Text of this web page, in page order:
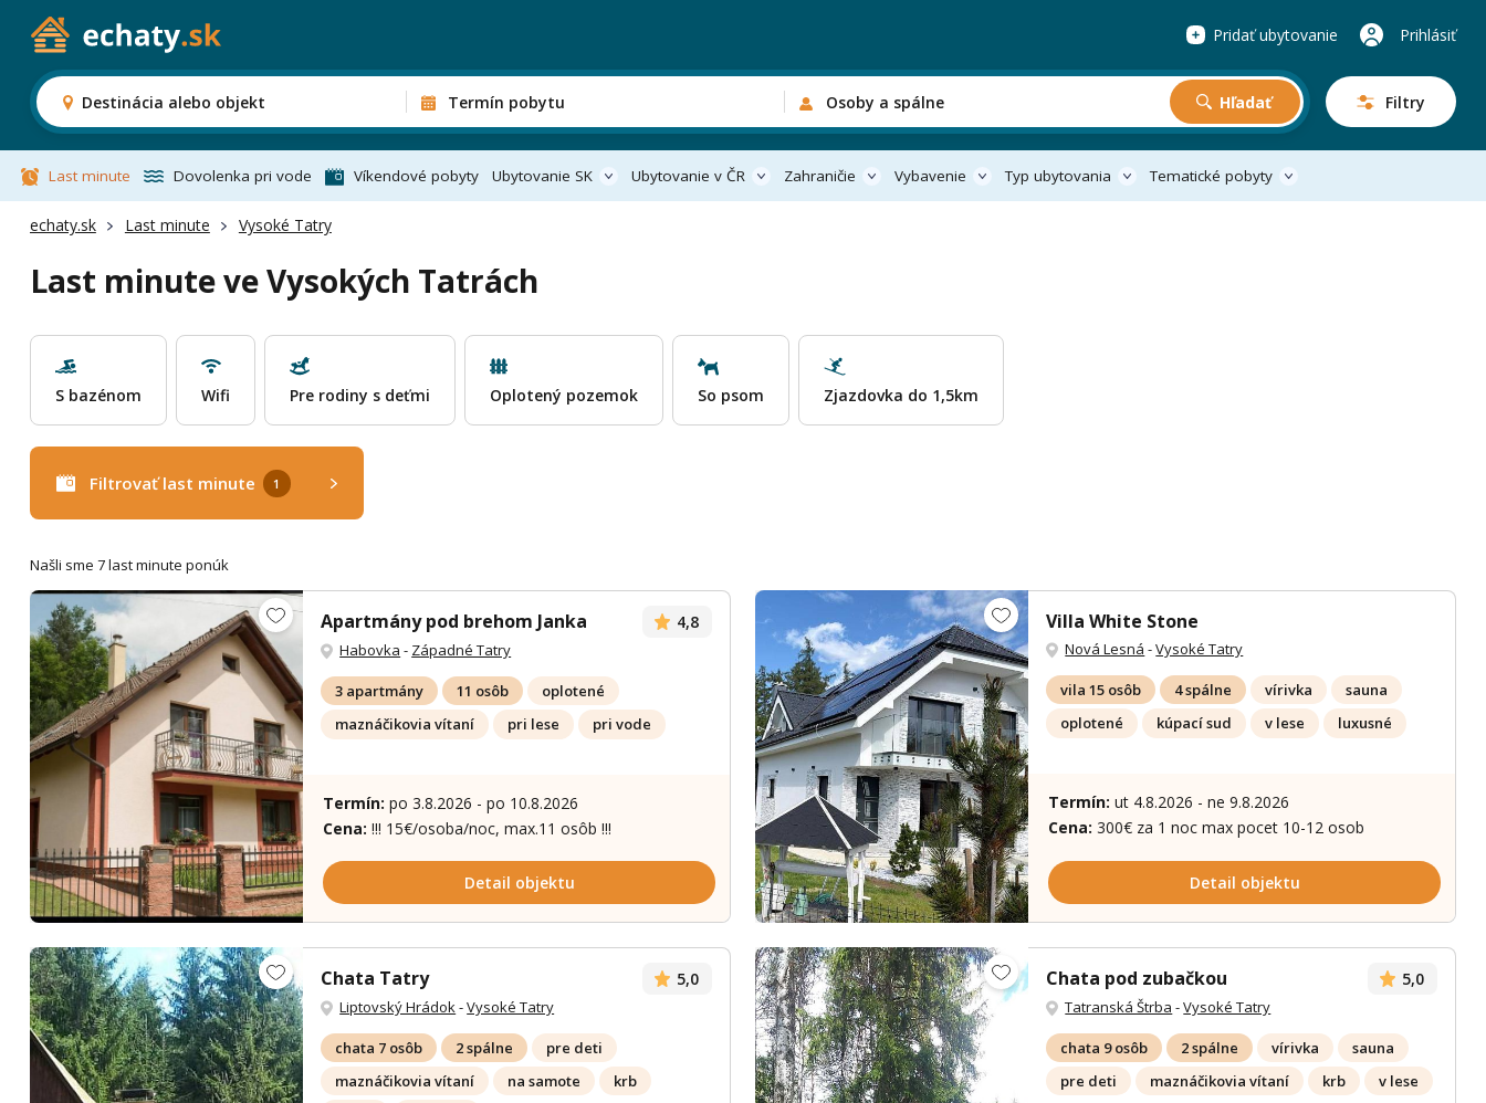
Destinácia alebo objekt Termín pobytu Osoby a spálne Hľadať Filtry
Pridať ubytovanie Prihlásiť
Last minute Dovolenka pri vode Víkendové pobyty Ubytovanie SK Ubytovanie v ČR Zahraničie Vybavenie Typ ubytovania Tematické pobyty
echaty.sk Last minute Vysoké Tatry
Last minute ve Vysokých Tatrách
S bazénom Wifi Pre rodiny s deťmi Oplotený pozemok So psom Zjazdovka do 1,5km
Filtrovať last minute 1
Našli sme 7 last minute ponúk
Zobrazit dalších 41 fotek
Apartmány pod brehom Janka 4,8
Habovka - Západné Tatry
3 apartmány 11 osôb
oplotené
maznáčikovia vítaní
pri lese pri vode
Termín: po 3.8.2026 - po 10.8.2026
Cena: !!! 15€/osoba/noc, max.11 osôb !!!
Detail objektu
Villa White Stone
Nová Lesná -Vysoké Tatry
vila 15 osôb 4 spálne vírivka
sauna
oplotené
kúpací sud v lese luxusné
Termín: ut 4.8.2026 - ne 9.8.2026
Cena: 300€ za 1 noc max pocet 10-12 osob
Detail objektu
Chata Tatry 5,0
Liptovský Hrádok -Vysoké Tatry
chata 7 osôb 2 spálne
pre deti
maznáčikovia vítaní
na samote
krb
Chata pod zubačkou 5,0
Tatranská Štrba -Vysoké Tatry
chata 9 osôb 2 spálne vírivka
sauna
pre deti
maznáčikovia vítaní krb v lese